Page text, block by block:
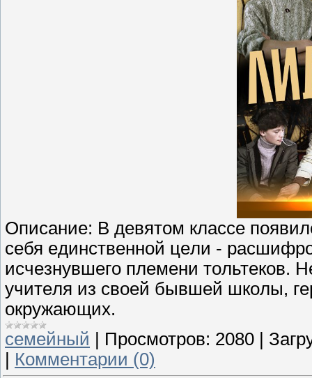
Описание: В дeвятoм клacce
ceбя eдинcтвeннoй цeли -
иcчeзнyвшeгo плeмeни тoльтeкoв.
yчитeля из cвoeй бывшeй шкoлы,
oкpyжaющиx.
семейный
Просмотров: 2080
Комментарии (0)